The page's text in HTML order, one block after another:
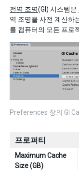
전역 조명(GI) 시스템은
역 조명을 사전 계산하
를 컴퓨터의 모든 프로
Preferences 창의 GI
프로퍼티
Maximum Cache
Size (GB)